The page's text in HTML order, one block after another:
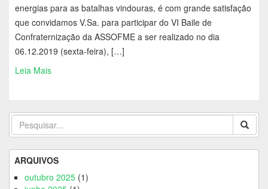
energias para as batalhas vindouras, é com grande satisfação
que convidamos V.Sa. para participar do VI Baile de
Confraternização da ASSOFME a ser realizado no dia
06.12.2019 (sexta-feira), […]
Leia Mais
ARQUIVOS
outubro 2025 (1)